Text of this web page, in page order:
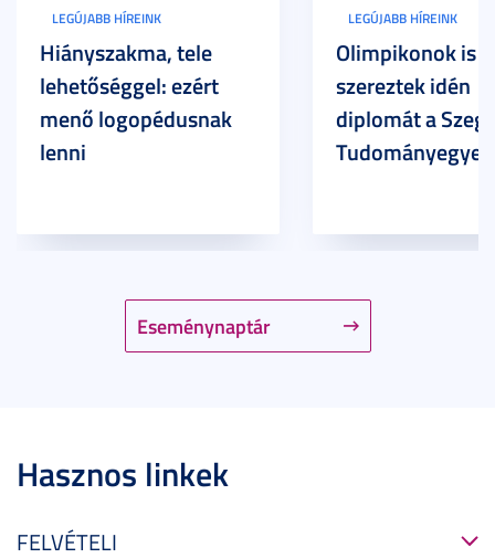
Eseménynaptár
LEGÚJABB HÍREINK
Hiányszakma, tele
lehetőséggel: ezért
menő logopédusnak
lenni
LEGÚJABB HÍREINK
Olimpikonok is
szereztek idén
diplomát a
Hasznos linkek
FELVÉTELI